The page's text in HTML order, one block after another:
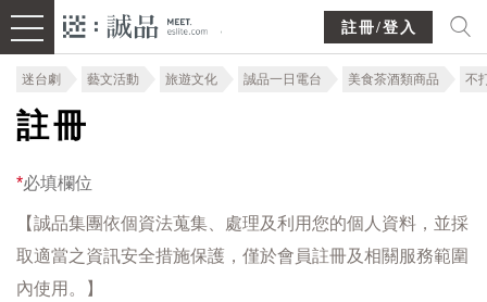
註冊/登入
迷台劇 藝文活動 旅遊文化 誠品一日電台 美食茶酒類商品 不
註冊
*必填欄位
【誠品集團依個資法蒐集、處理及利用您的個人資料，並採
取適當之資訊安全措施保護，僅於會員註冊及相關服務範圍
內使用。】